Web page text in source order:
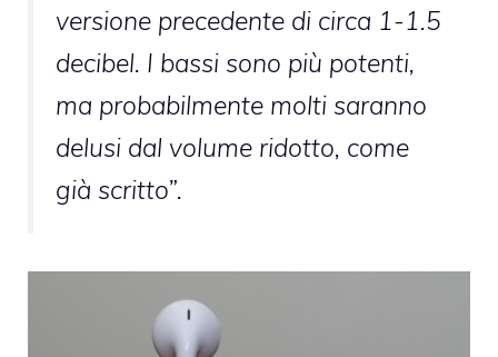
versione precedente di circa 1-1.5
decibel. I bassi sono più potenti,
ma probabilmente molti saranno
delusi dal volume ridotto, come
già scritto”.